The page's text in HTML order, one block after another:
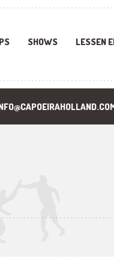
SHOWS LESSEN